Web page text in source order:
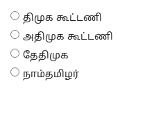
திமுக கூட்டணி
அதிமுக கூட்டணி
தேதிமுக
நாம்தமிழர்